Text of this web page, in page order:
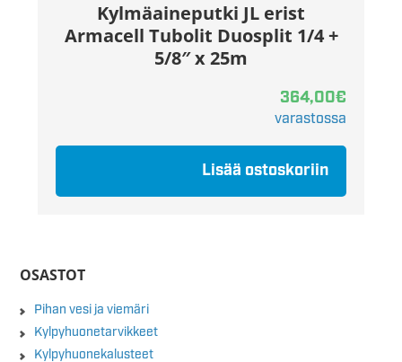
Kylmäaineputki JL erist
Armacell Tubolit Duosplit 1/4 +
5/8″ x 25m
364,00€
varastossa
Lisää ostoskoriin
OSASTOT
Pihan vesi ja viemäri
Kylpyhuonetarvikkeet
Kylpyhuonekalusteet